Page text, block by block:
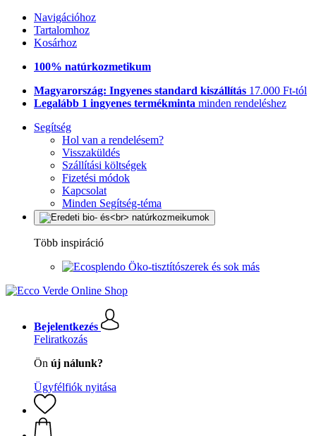
Navigációhoz
Tartalomhoz
Kosárhoz
100% natúrkozmetikum
Magyarország: Ingyenes standard kiszállítás 17.000 Ft-tól
Legalább 1 ingyenes termékminta minden rendeléshez
Segítség
Hol van a rendelésem?
Visszaküldés
Szállítási költségek
Fizetési módok
Kapcsolat
Minden Segítség-téma
Több inspiráció
Öko-tisztítószerek és sok más
Bejelentkezés
Feliratkozás
Ön új nálunk?
Ügyfélfiók nyitása